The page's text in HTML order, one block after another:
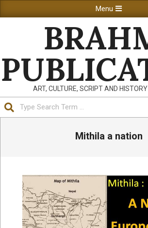
to
Navigation
Menu
ART, CULTURE, SCRIPT AND
Mithila a nation